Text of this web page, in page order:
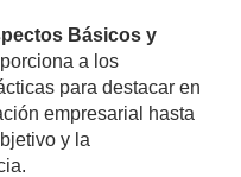
Básicos y
a los
para destacar en
empresarial hasta
y la